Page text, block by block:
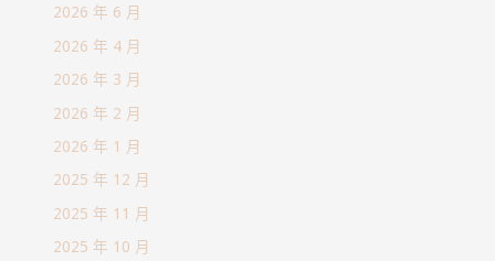
2026 年 6 月
2026 年 4 月
2026 年 3 月
2026 年 2 月
2026 年 1 月
2025 年 12 月
2025 年 11 月
2025 年 10 月